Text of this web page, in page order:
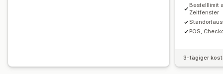
Bestelllimit
Zeitfenster
POS,
3-tägiger